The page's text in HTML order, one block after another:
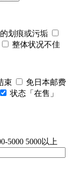
划痕或污垢
整体状况不佳
束
免日本邮费
状态「在售」
5000 5000以上